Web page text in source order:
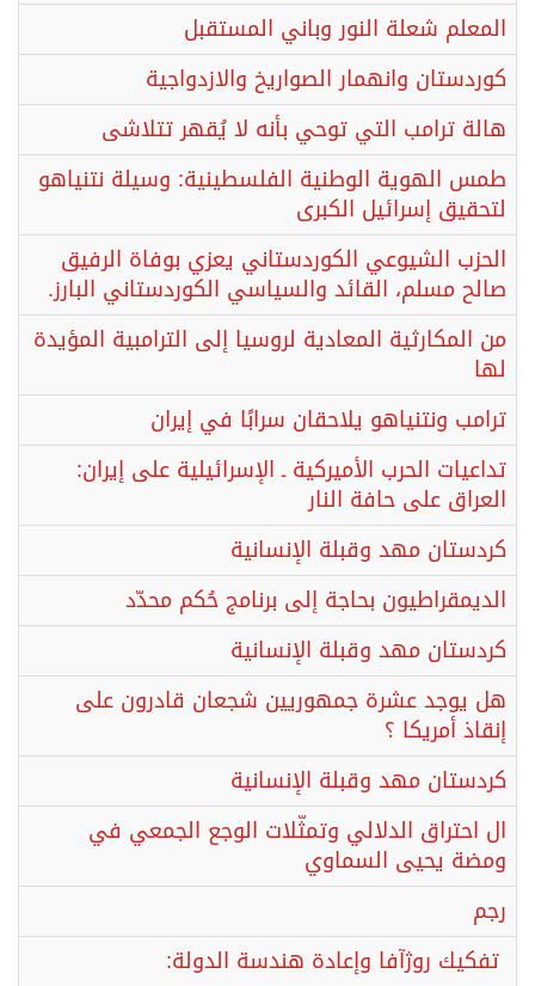
المعلم شعلة النور وباني المستقبل
كوردستان وانهمار الصواريخ والازدواجية
هالة ترامب التي توحي بأنه لا يُقهر تتلاشى
طمس الهوية الوطنية الفلسطينية: وسيلة نتنياهو
لتحقيق إسرائيل الكبرى
الحزب الشيوعي الكوردستاني يعزي بوفاة الرفيق
صالح مسلم، القائد والسياسي الكوردستاني البارز.
من المكارثية المعادية لروسيا إلى الترامبية المؤيدة
لها
ترامب ونتنياهو يلاحقان سرابًا في إيران
تداعيات الحرب الأميركية ـ الإسرائيلية على إيران:
العراق على حافة النار
​كردستان مهد وقبلة الإنسانية
الديمقراطيون بحاجة إلى برنامج حُكم محدّد
كردستان مهد وقبلة الإنسانية
هل يوجد عشرة جمهوريين شجعان قادرون على
إنقاذ أمريكا ؟
كردستان مهد وقبلة الإنسانية
ال احتراق الدلالي وتمثّلات الوجع الجمعي في
ومضة يحيى السماوي
رجم
تفكيك روژآفا وإعادة هندسة الدولة: